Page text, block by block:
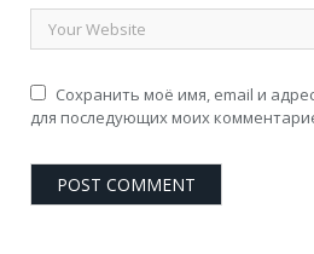
Сохранить моё имя, email и
для последующих моих